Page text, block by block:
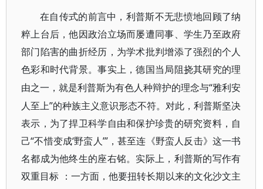
在自传式的前言中，利普斯不无悲愤地回顾了纳
粹上台后，他因政治立场而屡遭同事、学生乃至政府
部门陷害的曲折经历，为学术批判增添了强烈的个人
色彩和时代背景。事实上，德国当局阻挠其研究的理
由之一，就是利普斯为有色人种辩护的理念与“雅利安
人至上”的种族主义意识形态不符。对此，利普斯坚决
表示，为了捍卫科学自由和保护珍贵的研究资料，自
己“不惜变成‘野蛮人’”，甚至连《野蛮人反击》这一书
名都成为他终生的座右铭。实际上，利普斯的写作有
双重目标
：一方面，他要扭转长期以来的文化沙文主